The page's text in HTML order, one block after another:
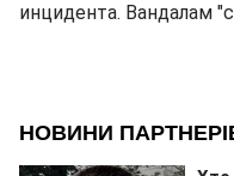
инцидента. Вандалам